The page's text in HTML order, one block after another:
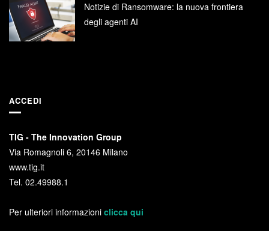
Notizie di Ransomware: la nuova frontiera
degli agenti AI
ACCEDI
TIG - The Innovation Group
Via Romagnoli 6, 20146 Milano
www.tig.it
Tel. 02.49988.1
Per ulteriori informazioni clicca qui